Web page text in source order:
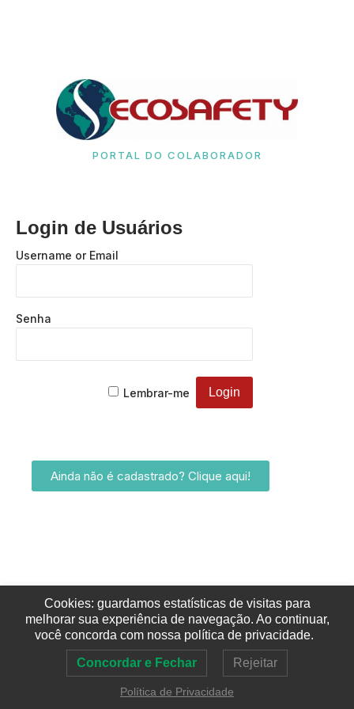
PORTAL DO COLABORADOR
Login de Usuários
Username or Email
Senha
Lembrar-me
Ainda não é cadastrado? Clique aqui!
Cookies: guardamos estatísticas de visitas para
melhorar sua experiência de navegação. Ao continuar,
você concorda com nossa política de privacidade.
Concordar e Fechar Rejeitar
Política de Privacidade